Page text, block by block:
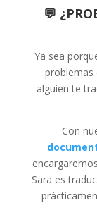
💬
Ya sea
problemas
alguien te
Con
Sara es